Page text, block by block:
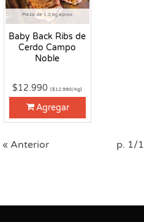
Pieza de 1.0 kg aprox
Baby Back Ribs de
Cerdo Campo
Noble
$12.990($12.990/Kg)
Agregar
« Anterior p. 1/1